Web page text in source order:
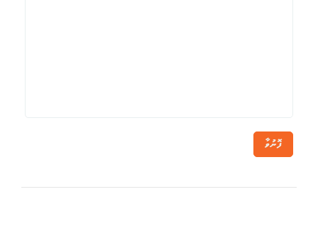
ފޮނުވާ